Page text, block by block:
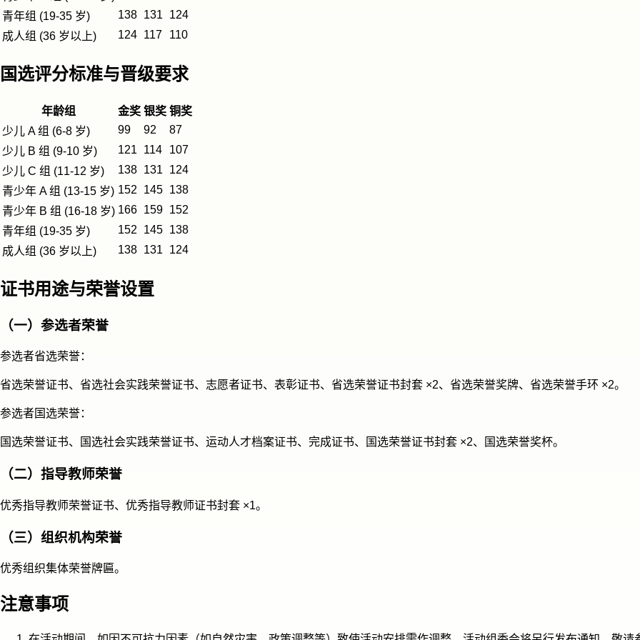
青年组 (19-35 岁)
138 131
124
成人组 (36 岁以上)
124 117 110
国选评分标准与晋级要求
年龄组 金奖 银奖 铜奖
少儿 A 组 (6-8 岁)
99 92
87
少儿 B 组 (9-10 岁)
121 114
107
少儿 C 组 (11-12 岁)
138 131
124
青少年 A 组 (13-15 岁) 152 145 138
青少年 B 组 (16-18 岁) 166 159 152
青年组 (19-35 岁)
152 145 138
成人组 (36 岁以上)
138 131 124
证书用途与荣誉设置
（一）参选者荣誉
参选者省选荣誉：
省选荣誉证书、省选社会实践荣誉证书、志愿者证书、表彰证书、省选荣誉证书封套 ×2、省选荣誉奖牌、省选荣誉手环 ×2。
参选者国选荣誉：
国选荣誉证书、国选社会实践荣誉证书、运动人才档案证书、完成证书、国选荣誉证书封套 ×2、国选荣誉奖杯。
（二）指导教师荣誉
优秀指导教师荣誉证书、优秀指导教师证书封套 ×1。
（三）组织机构荣誉
优秀组织集体荣誉牌匾。
注意事项